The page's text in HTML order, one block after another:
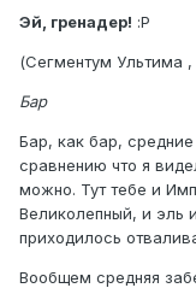
Эй, гренадер! :P
(Сегментум Ультима
Бар
Бар, как бар,
сравнению что я
можно. Тут тебе и
Великолепный, и эль
приходилось
Вообщем средняя